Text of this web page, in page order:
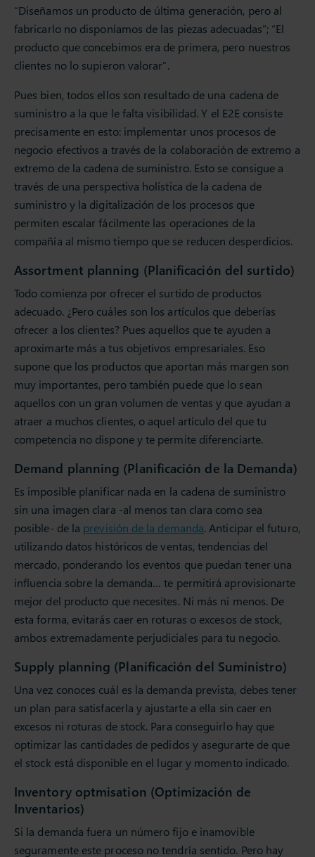
“Diseñamos un producto de última generación, pero al
fabricarlo no disponíamos de las piezas adecuadas”; “El
producto que concebimos era de primera, pero nuestros
clientes no lo supieron valorar”.
Pues bien, todos ellos son resultado de una cadena de
suministro a la que le falta visibilidad. Y el E2E consiste
precisamente en esto: implementar unos procesos de
negocio efectivos a través de la colaboración de extremo a
extremo de la cadena de suministro. Esto se consigue a
través de una perspectiva holística de la cadena de
suministro y la digitalización de los procesos que
permiten escalar fácilmente las operaciones de la
compañía al mismo tiempo que se reducen desperdicios.
Assortment planning (Planificación del surtido)
Todo comienza por ofrecer el surtido de productos
adecuado. ¿Pero cuáles son los artículos que deberías
ofrecer a los clientes? Pues aquellos que te ayuden a
aproximarte más a tus objetivos empresariales. Eso
supone que los productos que aportan más margen son
muy importantes, pero también puede que lo sean
aquellos con un gran volumen de ventas y que ayudan a
atraer a muchos clientes, o aquel artículo del que tu
competencia no dispone y te permite diferenciarte.
Demand planning (Planificación de la Demanda)
Es imposible planificar nada en la cadena de suministro
sin una imagen clara -al menos tan clara como sea
posible- de la previsión de la demanda. Anticipar el futuro,
utilizando datos históricos de ventas, tendencias del
mercado, ponderando los eventos que puedan tener una
influencia sobre la demanda… te permitirá aprovisionarte
mejor del producto que necesites. Ni más ni menos. De
esta forma, evitarás caer en roturas o excesos de stock,
ambos extremadamente perjudiciales para tu negocio.
Supply planning (Planificación del Suministro)
Una vez conoces cuál es la demanda prevista, debes tener
un plan para satisfacerla y ajustarte a ella sin caer en
excesos ni roturas de stock. Para conseguirlo hay que
optimizar las cantidades de pedidos y asegurarte de que
el stock está disponible en el lugar y momento indicado.
Inventory optmisation (Optimización de
Inventarios)
Si la demanda fuera un número fijo e inamovible
seguramente este proceso no tendría sentido. Pero hay